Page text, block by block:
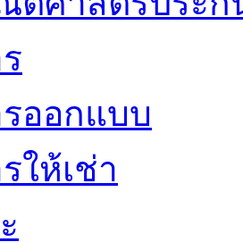
ออกแบบ
ให้เช่า